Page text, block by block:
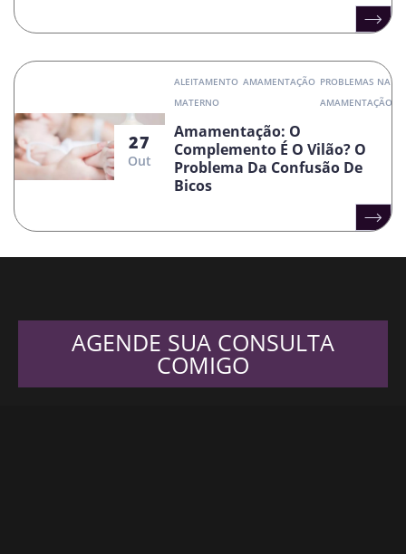
27
Out
ALEITAMENTO
MATERNO
AMAMENTAÇÃO PROBLEMAS NA
AMAMENTAÇÃO
Amamentação: O
Complemento É O Vilão? O
Problema Da Confusão De
Bicos
AGENDE SUA CONSULTA
COMIGO